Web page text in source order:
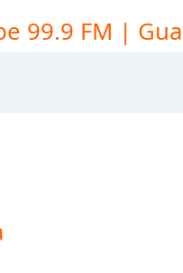
99.9 FM |